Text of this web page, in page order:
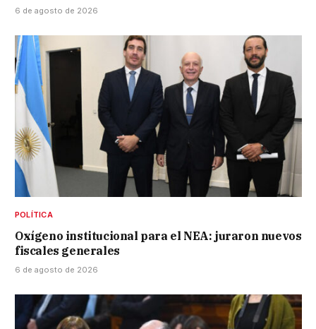
6 de agosto de 2026
POLÍTICA
Oxígeno institucional para el NEA: juraron nuevos
fiscales generales
6 de agosto de 2026